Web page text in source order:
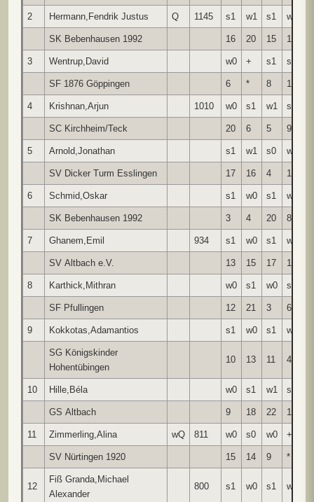
2 Hermann,Fendrik Justus Q 1145 s1 w1 s1 w0
SK Bebenhausen 1992 16 20 15 1
3 Wentrup,David w0 + s1 s1
SF 1876 Göppingen 6 * 8 15
4 Krishnan,Arjun 1010 w0 s1 w1 s1
SC Kirchheim/Teck 20 6 5 9
5 Arnold,Jonathan s1 w1 s0 w1
SV Dicker Turm Esslingen 17 16 4 13
6 Schmid,Oskar s1 w0 s1 w0
SK Bebenhausen 1992 3 4 20 8
7 Ghanem,Emil 934 s1 w0 s1 w1
SV Altbach e.V. 13 15 17 14
8 Karthick,Mithran w0 s1 w0 s1
SF Pfullingen 12 21 3 6
9 Kokkotas,Adamantios s1 w0 s1 w0
SG Königskinder
Hohentübingen
10 13 11 4
10 Hille,Béla w0 s1 w1 s1
GS Altbach 9 18 22 12
11 Zimmerling,Alina wQ 811 w0 s0 w0 +
SV Nürtingen 1920 15 14 9 *
12
Fiß Granda,Michael
Alexander
800 s1 w0 s1 w0